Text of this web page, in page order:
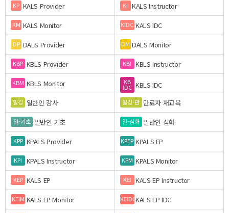
KP KALS Provider KI KALS Instructor
KM KALS Monitor KIDC KALS IDC
DP DALS Provider DM DALS Monitor
KBP KBLS Provider KBI KBLS Instructor
KBM KBLS Monitor KB
IDC KBLS IDC
일강 일반인 강사 일강-만 만료자 재교육
일-기초 일반인 기초 일-심화 일반인 심화
KPP KPALS Provider KPEP KPALS EP
KPI KPALS Instructor KPM KPALS Monitor
KEP KALS EP KEI KALS EP Instructor
KEIM KALS EP Monitor KEIDCKALS EP IDC